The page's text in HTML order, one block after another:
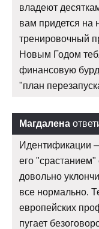
владеют
вам придется на
тренировочный
Новым Годом
финансовую
"план
Магдалена
Идентификации
его "срастанием"
довольно
все нормально.
европейских
пугает